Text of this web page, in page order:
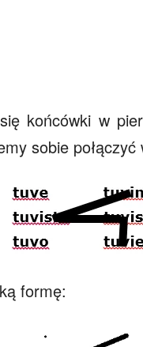
końcówki w
sobie
formę: